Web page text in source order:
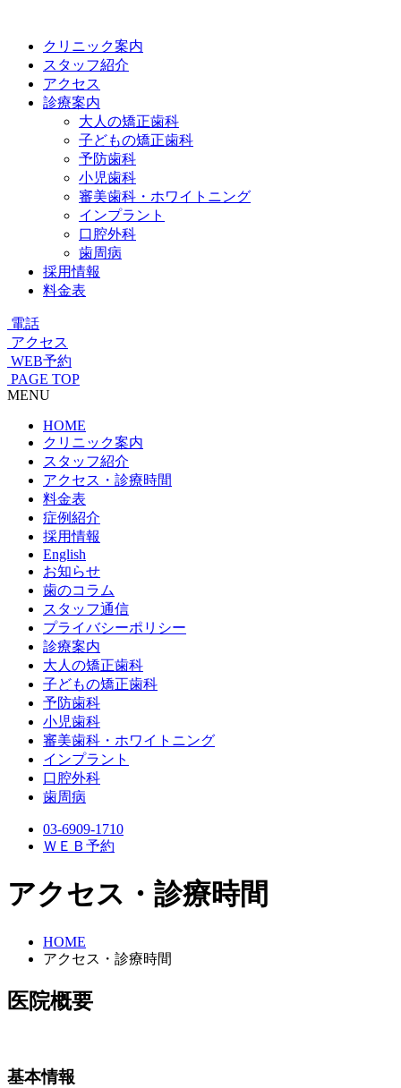
クリニック案内
スタッフ紹介
アクセス
診療案内
大人の矯正歯科
子どもの矯正歯科
予防歯科
小児歯科
審美歯科・ホワイトニング
インプラント
口腔外科
歯周病
採用情報
料金表
電話
アクセス
WEB予約
PAGE TOP
MENU
HOME
クリニック案内
スタッフ紹介
アクセス・診療時間
料金表
症例紹介
採用情報
English
お知らせ
歯のコラム
スタッフ通信
プライバシーポリシー
診療案内
大人の矯正歯科
子どもの矯正歯科
予防歯科
小児歯科
審美歯科・ホワイトニング
インプラント
口腔外科
歯周病
03-6909-1710
ＷＥＢ予約
アクセス・診療時間
HOME
アクセス・診療時間
医院概要
基本情報